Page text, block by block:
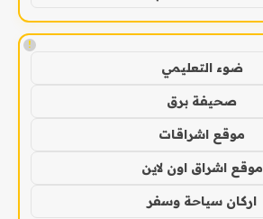
!
ضوء التعليمي
صحيفة برق
موقع اشراقات
موقع اشراق اون لاين
اركان سياحة وسفر